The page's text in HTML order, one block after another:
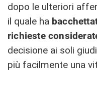
dopo le ulteriori
il quale ha
richieste
decisione ai soli
più facilmente una